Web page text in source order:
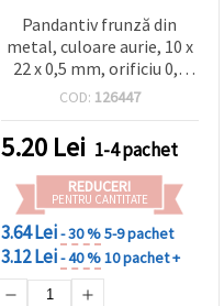
Pandantiv frunză din
metal, culoare aurie, 10 x
22 x 0,5 mm, orificiu 0,5
mm - 20 bucăți
COD: 126447
5.20 Lei 1-4 pachet
REDUCERI
PENTRU CANTITATE
3.64 Lei- 30 %5-9 pachet
3.12 Lei- 40 %10 pachet +